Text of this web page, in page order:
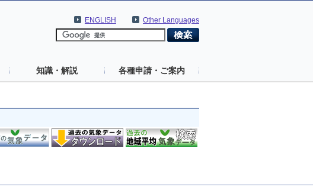
Other Languages
ENGLISH
知識・解説 各種申請・ご案内